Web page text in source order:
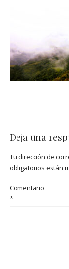
Deja una
Tu dirección de
obligatorios están
Comentario
*